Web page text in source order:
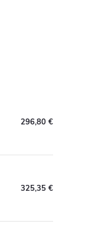
296,80 €
325,35 €